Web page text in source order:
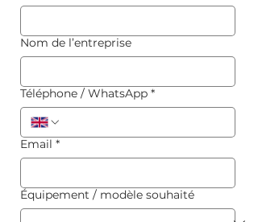
Nom de l’entreprise
Téléphone / WhatsApp *
Email *
Équipement / modèle souhaité